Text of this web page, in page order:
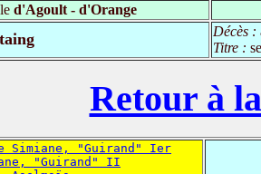
d'Agoult - d'Orange
Décès :
Titre :
Retour à
Simiane, "Guirand" Ier
"Guirand" II